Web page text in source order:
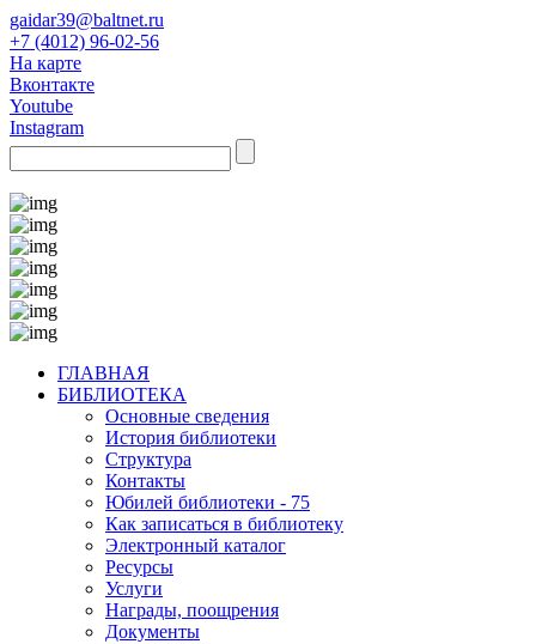
gaidar39@baltnet.ru
+7 (4012) 96-02-56
На карте
Вконтакте
Youtube
Instagram
ГЛАВНАЯ
БИБЛИОТЕКА
Основные сведения
История библиотеки
Структура
Контакты
Юбилей библиотеки - 75
Как записаться в библиотеку
Электронный каталог
Ресурсы
Услуги
Награды, поощрения
Документы